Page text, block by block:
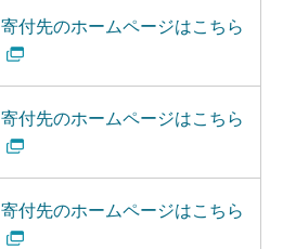
寄付先のホームページはこちら
寄付先のホームページはこちら
寄付先のホームページはこちら